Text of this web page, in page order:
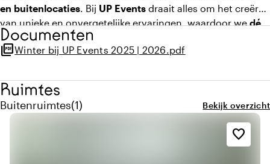
en buitenlocaties. Bij UP Events draait alles om het creëren
van unieke en onvergetelijke ervaringen, waardoor wedé
specialist zijn op het gebied van (bedrijfs)evenementen.
Of het nu gaat om het organiseren van bedrijfsfestivals,
festivals en winterse evenementen. Bij ons ben je aan het
juiste adres!
Documenten
picture_as_pdfWinter bij UP Events 2025 | 2026.pdf
Ruimtes
Buitenruimtes
Aantal buitenruimtes: 1
(1) Bekijk overzicht
favorite_border